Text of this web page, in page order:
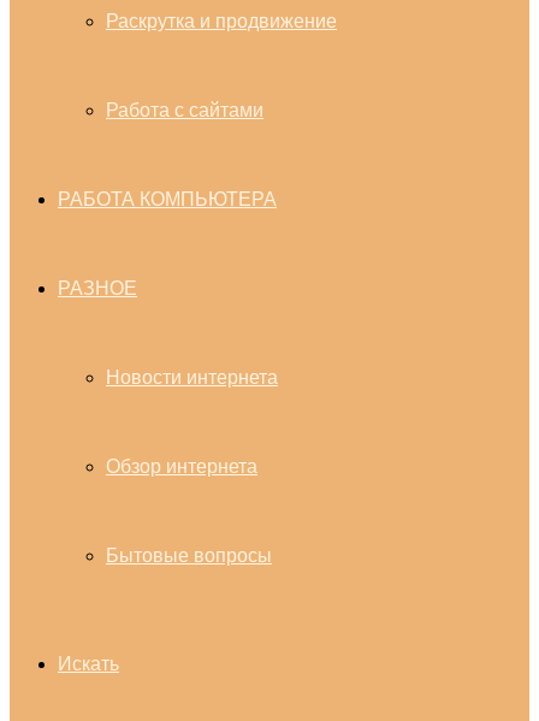
Раскрутка и продвижение
Работа с сайтами
РАБОТА КОМПЬЮТЕРА
РАЗНОЕ
Новости интернета
Обзор интернета
Бытовые вопросы
Искать